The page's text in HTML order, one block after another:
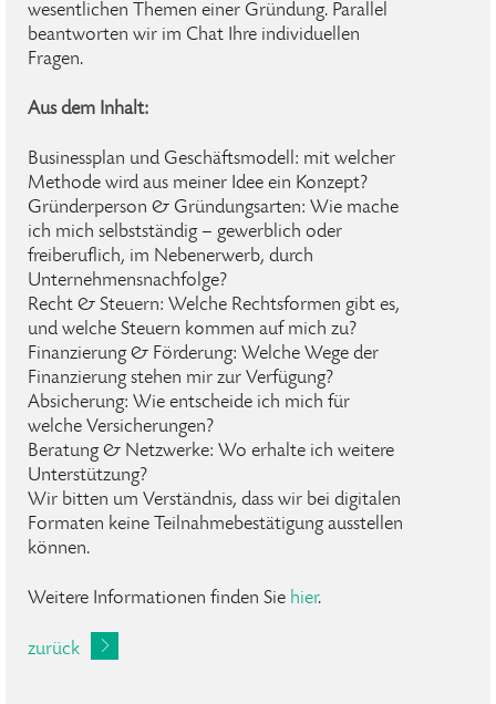
wesentlichen Themen einer Gründung. Parallel
beantworten wir im Chat Ihre individuellen
Fragen.
Aus dem Inhalt:
Businessplan und Geschäftsmodell: mit welcher
Methode wird aus meiner Idee ein Konzept?
Gründerperson & Gründungsarten: Wie mache
ich mich selbstständig – gewerblich oder
freiberuflich, im Nebenerwerb, durch
Unternehmensnachfolge?
Recht & Steuern: Welche Rechtsformen gibt es,
und welche Steuern kommen auf mich zu?
Finanzierung & Förderung: Welche Wege der
Finanzierung stehen mir zur Verfügung?
Absicherung: Wie entscheide ich mich für
welche Versicherungen?
Beratung & Netzwerke: Wo erhalte ich weitere
Unterstützung?
Wir bitten um Verständnis, dass wir bei digitalen
Formaten keine Teilnahmebestätigung ausstellen
können.
Weitere Informationen finden Sie hier.
zurück